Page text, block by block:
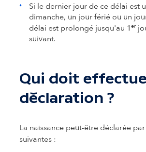
Si le dernier jour de ce délai est
dimanche, un jour férié ou un
délai est prolongé jusqu'au 1 er
suivant.
Qui doit
déclaration ?
La naissance peut-être déclarée
suivantes :